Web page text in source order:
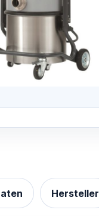
Hersteller